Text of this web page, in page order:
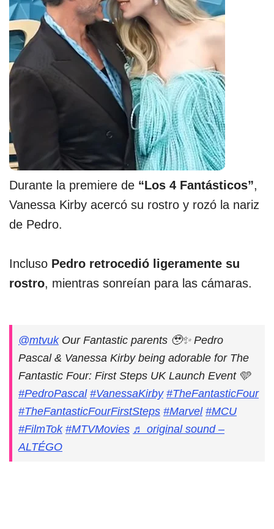
Durante la premiere de “Los 4 Fantásticos”,
Vanessa Kirby acercó su rostro y rozó la nariz
de Pedro.
Incluso Pedro retrocedió ligeramente su
rostro, mientras sonreían para las cámaras.
@mtvukOur Fantastic parents 🥹✨ Pedro
Pascal & Vanessa Kirby being adorable for The
Fantastic Four: First Steps UK Launch Event 🩵
#PedroPascal #VanessaKirby #TheFantasticFour
#TheFantasticFourFirstSteps #Marvel #MCU
#FilmTok #MTVMovies ♬ original sound –
ALTÉGO